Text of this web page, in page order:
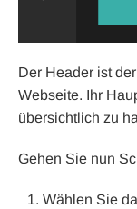
Der Header ist
Webseite. Ihr
übersichtlich zu
Gehen Sie nun
Wählen Sie